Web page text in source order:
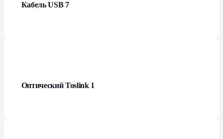
Кабель USB 7
Оптический Toslink 1